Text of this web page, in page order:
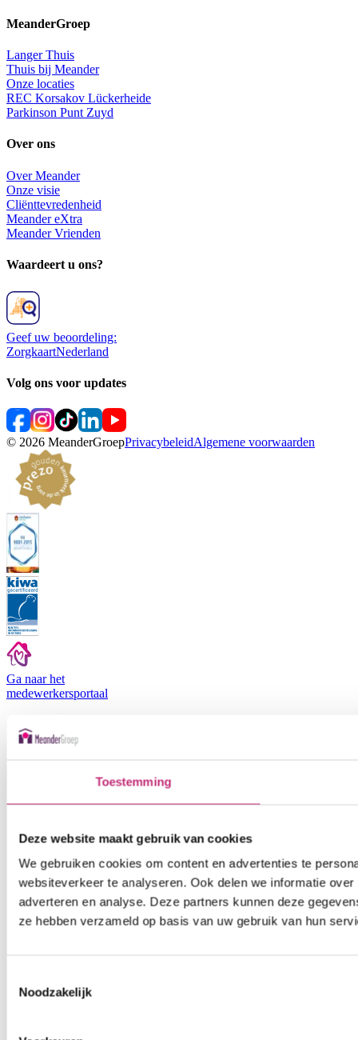
Toestemming
Deze website maakt gebruik van cookies
We gebruiken cookies om content en advertenties te
websiteverkeer te analyseren. Ook delen we informatie
adverteren en analyse. Deze partners kunnen deze
ze hebben verzameld op basis van uw gebruik van hun
Noodzakelijk
MeanderGroep
Langer Thuis
Thuis bij Meander
Onze locaties
REC Korsakov Lückerheide
Parkinson Punt Zuyd
Over ons
Over Meander
Onze visie
Cliënttevredenheid
Meander eXtra
Meander Vrienden
Waardeert u ons?
Geef uw beoordeling:
ZorgkaartNederland
Volg ons voor updates
© 2026 MeanderGroepPrivacybeleidAlgemene voorwaarden
Ga naar het
medewerkersportaal